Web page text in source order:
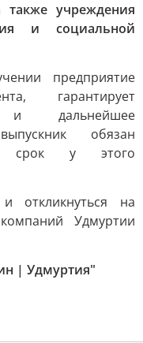
также учреждения
и социальной
предприятие
гарантирует
и дальнейшее
обязан
срок у этого
откликнуться на
Удмуртии
| Удмуртия"